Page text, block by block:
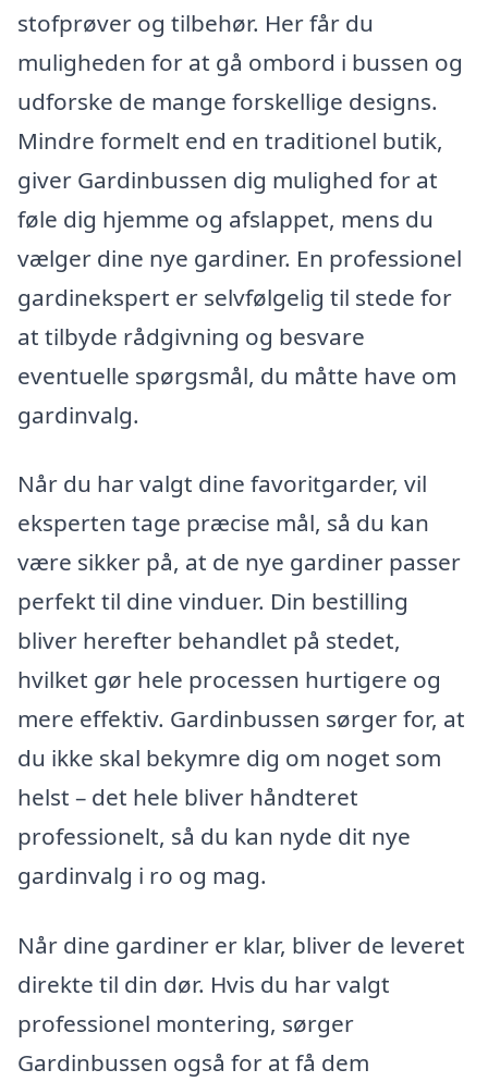
stofprøver og tilbehør. Her får du
muligheden for at gå ombord i bussen og
udforske de mange forskellige designs.
Mindre formelt end en traditionel butik,
giver Gardinbussen dig mulighed for at
føle dig hjemme og afslappet, mens du
vælger dine nye gardiner. En professionel
gardinekspert er selvfølgelig til stede for
at tilbyde rådgivning og besvare
eventuelle spørgsmål, du måtte have om
gardinvalg.
Når du har valgt dine favoritgarder, vil
eksperten tage præcise mål, så du kan
være sikker på, at de nye gardiner passer
perfekt til dine vinduer. Din bestilling
bliver herefter behandlet på stedet,
hvilket gør hele processen hurtigere og
mere effektiv. Gardinbussen sørger for, at
du ikke skal bekymre dig om noget som
helst – det hele bliver håndteret
professionelt, så du kan nyde dit nye
gardinvalg i ro og mag.
Når dine gardiner er klar, bliver de leveret
direkte til din dør. Hvis du har valgt
professionel montering, sørger
Gardinbussen også for at få dem